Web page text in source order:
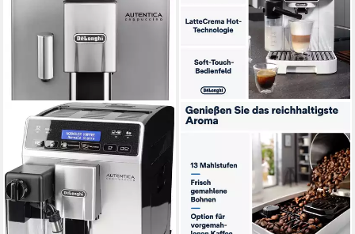
DE'LONGHI
Kaffeevollautomat Autentica
Cappuccino ETAM29.660.SB
- Superkompakt - nur 19,5 cm
breit
170 g Bohnenkapazität
Pumpendruck
DE'LONGHI
Kaffeevollautomat Magnifica
Start ECAM220.61.W - 4
Rezepte, perfekter
Milchschaum, weiß
250 g Bohnenkapazität
15 bar Pumpendruck